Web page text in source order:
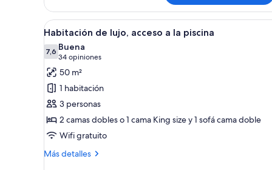
de
lujo,
acceso
la
piscina
Ver
todas
las
fotos
de
Habitación
de
lujo,
acceso
a
Habitación de hotel con dos
18
Habitación de lujo, acceso a la piscina
7,67,6 de 10
Buena
34 opiniones
(34
opiniones)
50 m²
1 habitación
3 personas
2 camas dobles o 1 cama King size y 1 sofá cama doble
Wifi gratuito
Más detalles
Más